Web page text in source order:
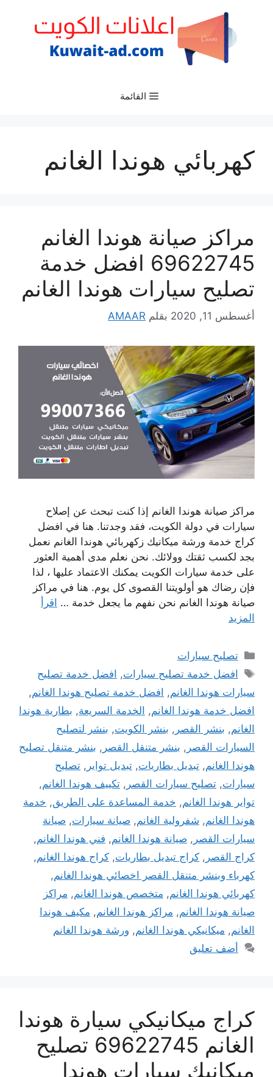
القائمة
كهربائي هوندا الغانم
مراكز صيانة هوندا الغانم
69622745 افضل خدمة
تصليح سيارات هوندا الغانم
أغسطس 11, 2020 بقلم AMAAR
مراكز صيانة هوندا الغانم إذا كنت تبحث عن إصلاح
سيارات في دولة الكويت، فقد وجدتنا. هنا في افضل
كراج خدمة ورشة ميكانيك زكهربائي هوندا الغانم نعمل
بجد لكسب ثقتك وولائك. نحن نعلم مدى أهمية العثور
على خدمة سيارات الكويت يمكنك الاعتماد عليها ، لذا
فإن رضاك ​​هو أولويتنا القصوى كل يوم. هنا في مراكز
صيانة هوندا الغانم نحن نفهم ما يجعل خدمة … اقرأ
المزيد
التصنيفات
تصليح سيارات
الوسوم
افضل خدمة تصليح سيارات, افضل خدمة تصليح
سيارات هوندا الغانم, افضل خدمة تصليح هوندا الغانم,
افضل خدمة هوندا الغانم, الخدمة السريعة, بطارية هوندا
الغانم, بنشر القصر , بنشر الكويت, بنشر لتصليح
السيارات القصر , بنشر متنقل القصر , بنشر متنقل تصليح
هوندا الغانم, تبديل بطاريات, تبديل تواير , تصليح
سيارات, تصليح سيارات القصر , تكييف هوندا الغانم,
تواير هوندا الغانم, خدمة المساعدة على الطريق, خدمة
هوندا الغانم, شفرولية الغانم, صيانة سيارات, صيانة
سيارات القصر , صيانة هوندا الغانم, فني هوندا الغانم,
كراج القصر , كراج تبديل بطاريات, كراج هوندا الغانم,
كهرباء وبنشر متنقل القصر اخصائي هوندا الغانم,
كهربائي هوندا الغانم, متخصص هوندا الغانم, مراكز
صيانة هوندا الغانم, مراكز هوندا الغانم, مكيف هوندا
الغانم, ميكانيكي هوندا الغانم, ورشة هوندا الغانم
أضف تعليق
كراج ميكانيكي سيارة هوندا
الغانم 69622745 تصليح
ميكانيك سيارات هوندا